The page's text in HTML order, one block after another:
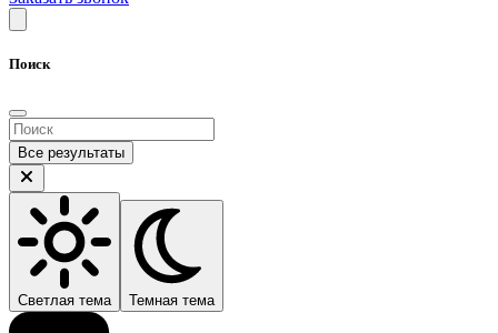
Поиск
Все результаты
Светлая тема Темная тема